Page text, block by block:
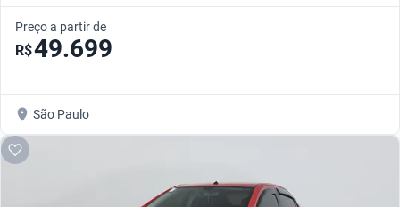
Preço a partir de
R$49.699
São Paulo